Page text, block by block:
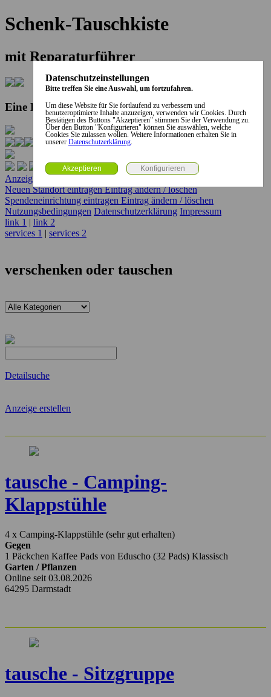
Schenk-Tauschkiste
mit Reparaturführer
Eine Kooperation der Stadt und des Landkreises...
Anzeige erstellen
Neuen Standort eintragenEintrag ändern / löschen
Spendeneinrichtung eintragen Eintrag ändern / löschen
Nutzungsbedingungen Datenschutzerklärung Impressum
link 1 | link 2
services 1 | services 2
verschenken oder tauschen
Detailsuche
Anzeige erstellen
tausche - Camping-
Klappstühle
4 x Camping-Klappstühle (sehr gut erhalten)
Gegen
1 Päckchen Kaffee Pads von Eduscho (32 Pads) Klassisch
Garten / Pflanzen
Online seit 03.08.2026
64295 Darmstadt
tausche - Sitzgruppe
Datenschutzeinstellungen
Bitte treffen Sie eine Auswahl, um fortzufahren.
Um diese Website für Sie fortlaufend zu verbessern und
benutzeroptimierte Inhalte anzuzeigen, verwenden wir Cookies. Durch
Bestätigen des Buttons "Akzeptieren" stimmen Sie der Verwendung zu.
Über den Button "Konfigurieren" können Sie auswählen, welche
Cookies Sie zulassen wollen. Weitere Informationen erhalten Sie in
unserer Datenschutzerklärung.